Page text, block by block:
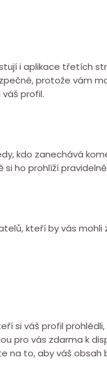
i aplikace třetích
protože vám
profil.
kdo zanechává
ho prohlíží pravidelně.
kteří by vás
si váš profil
pro vás zdarma k
na to, aby váš